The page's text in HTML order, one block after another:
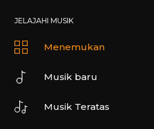
JELAJAHI MUSIK
Menemukan
Musik baru
Musik Teratas
BARU DIMAINKAN